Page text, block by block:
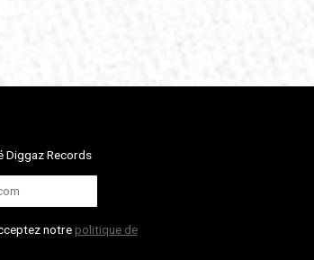
Diggaz Records
notre politique de